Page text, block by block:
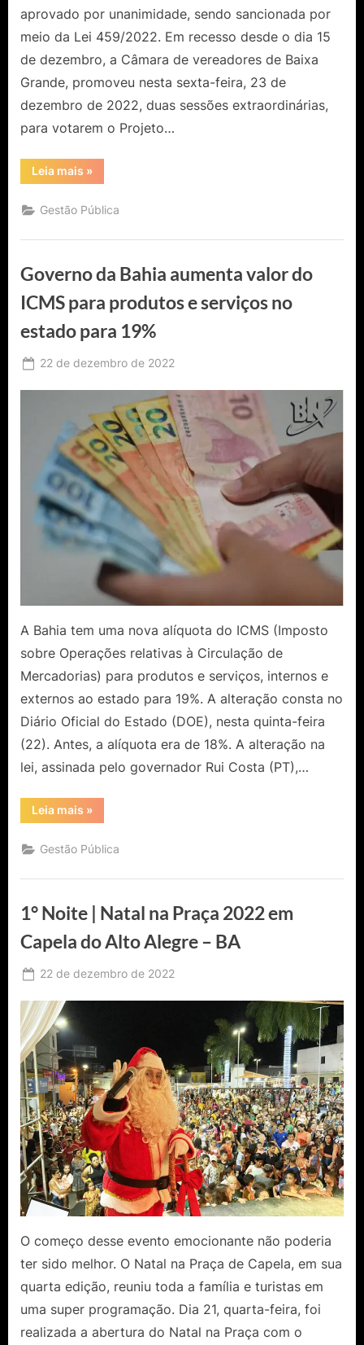
aprovado por unanimidade, sendo sancionada por
meio da Lei 459/2022. Em recesso desde o dia 15
de dezembro, a Câmara de vereadores de Baixa
Grande, promoveu nesta sexta-feira, 23 de
dezembro de 2022, duas sessões extraordinárias,
para votarem o Projeto…
Leia mais “Em
duas
extraordinária,
vereadores
crédito
valor
de
mil
prefeito
de
Grande”
»
Gestão Pública
Governo da Bahia aumenta valor do
ICMS para produtos e serviços no
estado para 19%
Posted
22 de dezembro de 2022
Catureba
A Bahia tem uma nova alíquota do ICMS (Imposto
sobre Operações relativas à Circulação de
Mercadorias) para produtos e serviços, internos e
externos ao estado para 19%. A alteração consta no
Diário Oficial do Estado (DOE), nesta quinta-feira
(22). Antes, a alíquota era de 18%. A alteração na
lei, assinada pelo governador Rui Costa (PT),…
Leia mais “Governo
da
aumenta
valor
ICMS
e
serviços
no
estado
19%”
»
Gestão Pública
1° Noite | Natal na Praça 2022 em
Capela do Alto Alegre – BA
Posted
22 de dezembro de 2022
O começo desse evento emocionante não poderia
ter sido melhor. O Natal na Praça de Capela, em sua
quarta edição, reuniu toda a família e turistas em
uma super programação. Dia 21, quarta-feira, foi
realizada a abertura do Natal na Praça com o